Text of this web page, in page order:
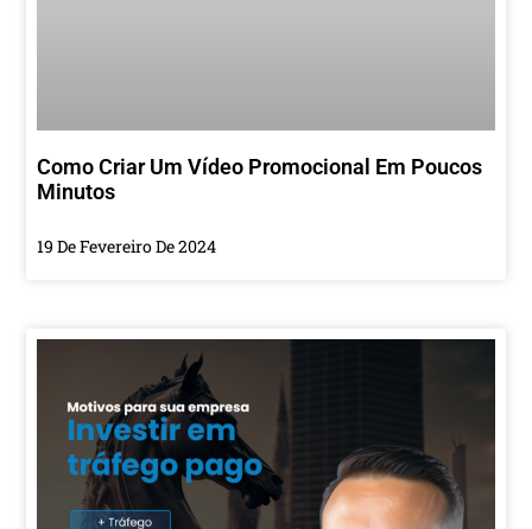
Como Criar Um Vídeo Promocional Em Poucos
Minutos
19 De Fevereiro De 2024